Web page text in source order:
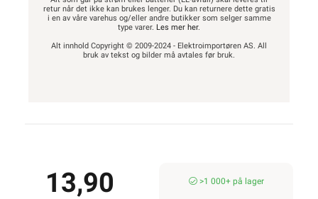
retur når det ikke kan brukes lenger. Du kan returnere dette gratis
i en av våre varehus og/eller andre butikker som selger samme
type varer. Les mer her.
Alt innhold Copyright © 2009-2024 - Elektroimportøren AS. All
bruk av tekst og bilder må avtales før bruk.
13,90 >1 000+ på lager